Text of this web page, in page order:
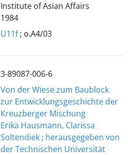
Institute of Asian Affairs
1984
U11f; o.A4/03
3-89087-006-6
Von der Wiese zum Baublock
zur Entwicklungsgeschichte der
Kreuzberger Mischung
Erika Hausmann, Clarissa
Soltendiek ; herausgegeben von
der Technischen Universität